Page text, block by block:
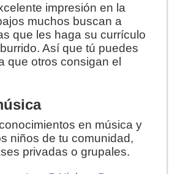
impresión en la
muchos buscan a
que les haga su currículo
Así que tú puedes
que otros consigan el
en música y
niños de tu comunidad,
privadas o grupales.